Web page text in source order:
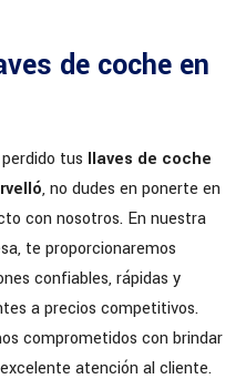
de coche en
tus llaves de coche
, no dudes en ponerte en
con nosotros. En nuestra
te proporcionaremos
confiables, rápidas y
a precios competitivos.
comprometidos con brindar
atención al cliente.